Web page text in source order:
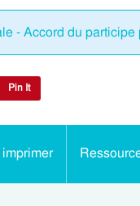
- Accord du
Pin It